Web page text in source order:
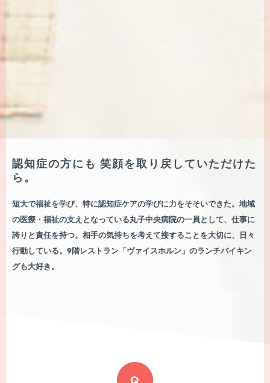
認知症の方にも 笑顔を取り戻していただけた
ら。
短大で福祉を学び、特に認知症ケアの学びに力をそそいできた。地域
の医療・福祉の支えとなっている丸子中央病院の一員として、仕事に
誇りと責任を持つ。相手の気持ちを考えて接することを大切に、日々
行動している。9階レストラン「ヴァイスホルン」のランチバイキン
グも大好き。
Q